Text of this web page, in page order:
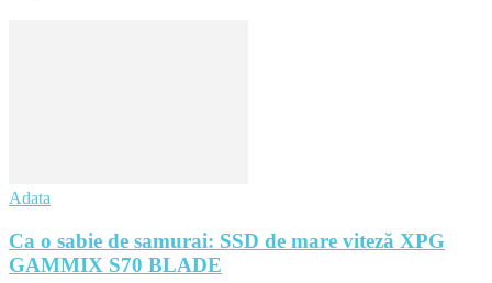
Adata
Ca o sabie de samurai: SSD de mare viteză XPG
GAMMIX S70 BLADE